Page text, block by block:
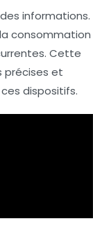
des informations.
consommation
Cette
précises et
dispositifs.